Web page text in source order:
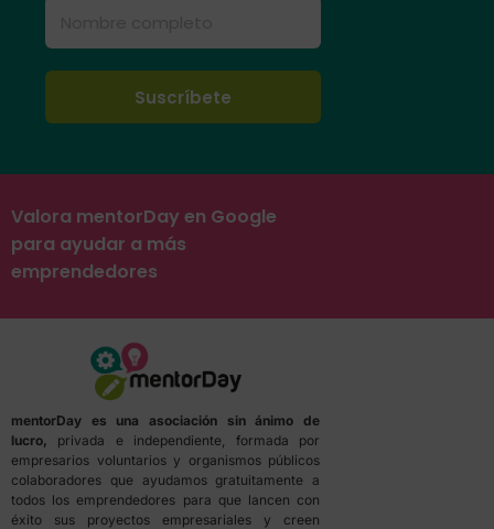
Valora mentorDay en Google
para ayudar a más
emprendedores
mentorDay es una asociación sin ánimo de
lucro, privada e independiente, formada por
empresarios voluntarios y organismos públicos
colaboradores que ayudamos gratuitamente a
todos los emprendedores para que lancen con
éxito sus proyectos empresariales y creen